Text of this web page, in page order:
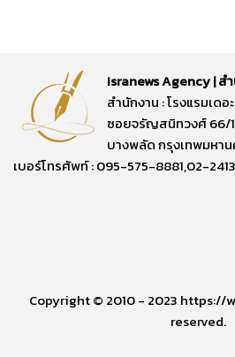
Isranews Agency | ส
สำนักงาน : โรงแรมเดอ
ซอยจรัญสนิทวงศ์ 66/
บางพลัด กรุงเทพมหา
เบอร์โทรศัพท์ : 095-575-8881,02-
Copyright © 2010 - 2023 https://
reserved.